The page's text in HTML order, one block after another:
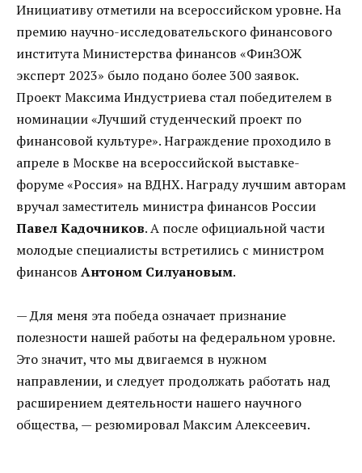
Инициативу отметили на всероссийском уровне. На
премию научно-исследовательского финансового
института Министерства финансов «ФинЗОЖ
эксперт 2023» было подано более 300 заявок.
Проект Максима Индустриева стал победителем в
номинации «Лучший студенческий проект по
финансовой культуре». Награждение проходило в
апреле в Москве на всероссийской выставке-
форуме «Россия» на ВДНХ. Награду лучшим авторам
вручал заместитель министра финансов России
Павел Кадочников. А после официальной части
молодые специалисты встретились с министром
финансов Антоном Силуановым.
— Для меня эта победа означает признание
полезности нашей работы на федеральном уровне.
Это значит, что мы двигаемся в нужном
направлении, и следует продолжать работать над
расширением деятельности нашего научного
общества, — резюмировал Максим Алексеевич.